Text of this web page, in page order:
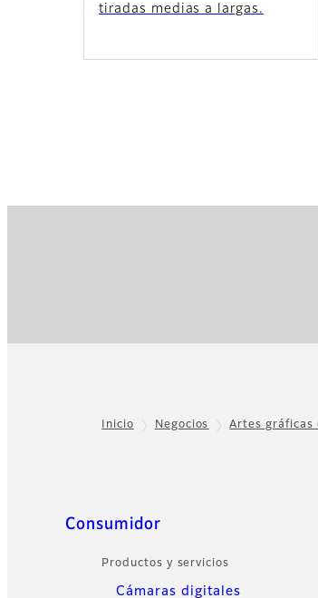
tiradas medias a largas.
Inicio Negocios Artes gráficas
Sitemap
Consumidor
Productos y servicios
Cámaras digitales